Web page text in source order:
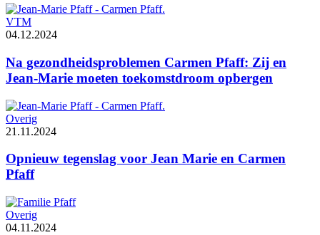
VTM
04.12.2024
Na gezondheidsproblemen Carmen Pfaff: Zij en
Jean-Marie moeten toekomstdroom opbergen
Overig
21.11.2024
Opnieuw tegenslag voor Jean Marie en Carmen
Pfaff
Overig
04.11.2024